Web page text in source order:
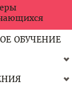
ОБУЧЕНИЕ